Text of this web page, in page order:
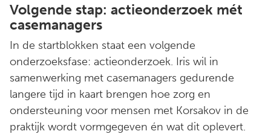
Volgende stap: actieonderzoek mét
casemanagers
In de startblokken staat een volgende
onderzoeksfase: actieonderzoek. Iris wil in
samenwerking met casemanagers gedurende
langere tijd in kaart brengen hoe zorg en
ondersteuning voor mensen met Korsakov in de
praktijk wordt vormgegeven én wat dit oplevert.